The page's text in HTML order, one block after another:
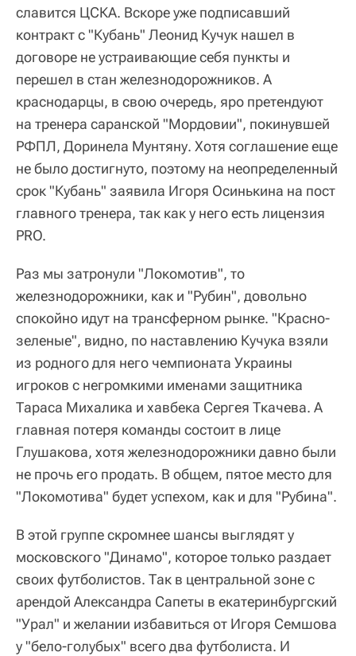
славится ЦСКА. Вскоре уже подписавший
контракт с "Кубань" Леонид Кучук нашел в
договоре не устраивающие себя пункты и
перешел в стан железнодорожников. А
краснодарцы, в свою очередь, яро претендуют
на тренера саранской "Мордовии", покинувшей
РФПЛ, Доринела Мунтяну. Хотя соглашение еще
не было достигнуто, поэтому на неопределенный
срок "Кубань" заявила Игоря Осинькина на пост
главного тренера, так как у него есть лицензия
PRO.
Раз мы затронули "Локомотив", то
железнодорожники, как и "Рубин", довольно
спокойно идут на трансферном рынке. "Красно-
зеленые", видно, по наставлению Кучука взяли
из родного для него чемпионата Украины
игроков с негромкими именами защитника
Тараса Михалика и хавбека Сергея Ткачева. А
главная потеря команды состоит в лице
Глушакова, хотя железнодорожники давно были
не прочь его продать. В общем, пятое место для
"Локомотива" будет успехом, как и для "Рубина".
В этой группе скромнее шансы выглядят у
московского "Динамо", которое только раздает
своих футболистов. Так в центральной зоне с
арендой Александра Сапеты в екатеринбургский
"Урал" и желании избавиться от Игоря Семшова
у "бело-голубых" всего два футболиста. И